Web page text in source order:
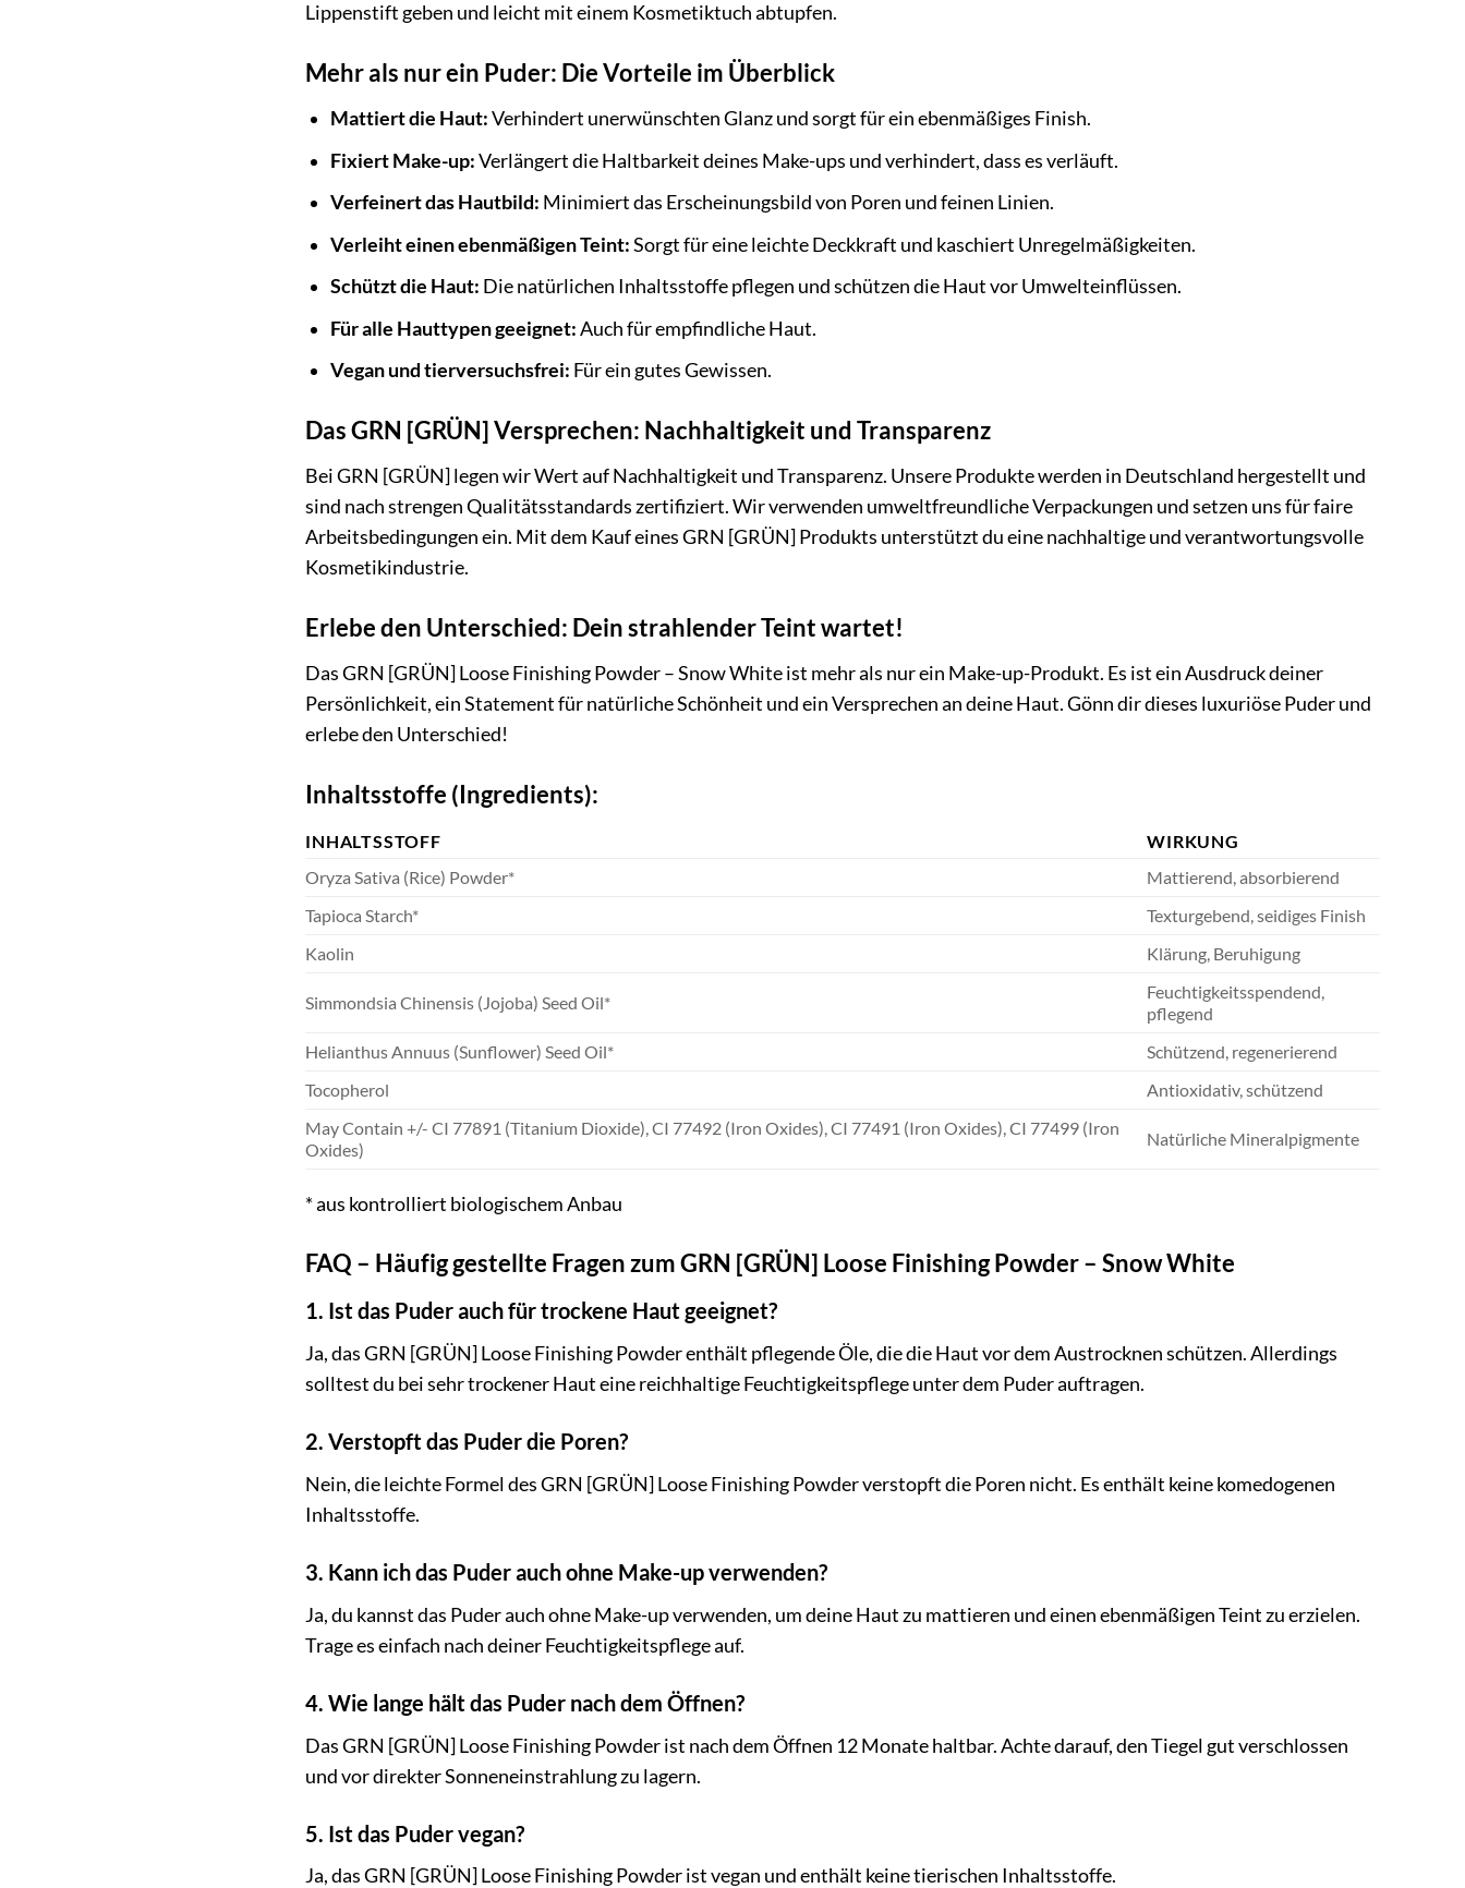
Lippenstift geben und leicht mit einem Kosmetiktuch abtupfen.
Mehr als nur ein Puder: Die Vorteile im Überblick
Mattiert die Haut:Verhindert unerwünschten Glanz und sorgt für ein ebenmäßiges Finish.
Fixiert Make-up:Verlängert die Haltbarkeit deines Make-ups und verhindert, dass es verläuft.
Verfeinert das Hautbild: Minimiert das Erscheinungsbild von Poren und feinen Linien.
Verleiht einen ebenmäßigen Teint:Sorgt für eine leichte Deckkraft und kaschiert Unregelmäßigkeiten.
Schützt die Haut: Die natürlichen Inhaltsstoffe pflegen und schützen die Haut vor Umwelteinflüssen.
Für alle Hauttypen geeignet:Auch für empfindliche Haut.
Vegan und tierversuchsfrei: Für ein gutes Gewissen.
Das GRN [GRÜN] Versprechen: Nachhaltigkeit und Transparenz
Bei GRN [GRÜN] legen wir Wert auf Nachhaltigkeit und Transparenz. Unsere Produkte werden in Deutschland hergestellt und
sind nach strengen Qualitätsstandards zertifiziert. Wir verwenden umweltfreundliche Verpackungen und setzen uns für faire
Arbeitsbedingungen ein. Mit dem Kauf eines GRN [GRÜN] Produkts unterstützt du eine nachhaltige und verantwortungsvolle
Kosmetikindustrie.
Erlebe den Unterschied: Dein strahlender Teint wartet!
Das GRN [GRÜN] Loose Finishing Powder – Snow White ist mehr als nur ein Make-up-Produkt. Es ist ein Ausdruck deiner
Persönlichkeit, ein Statement für natürliche Schönheit und ein Versprechen an deine Haut. Gönn dir dieses luxuriöse Puder und
erlebe den Unterschied!
Inhaltsstoffe (Ingredients):
INHALTSSTOFF
WIRKUNG
Oryza Sativa (Rice) Powder*
Mattierend, absorbierend
Tapioca Starch*
Texturgebend, seidiges Finish
Kaolin
Klärung, Beruhigung
Simmondsia Chinensis (Jojoba) Seed Oil*
Feuchtigkeitsspendend,
pflegend
Helianthus Annuus (Sunflower) Seed Oil*
Schützend, regenerierend
Tocopherol
Antioxidativ, schützend
May Contain +/- CI 77891 (Titanium Dioxide), CI 77492 (Iron Oxides), CI 77491 (Iron Oxides), CI 77499 (Iron
Oxides)
Natürliche Mineralpigmente
* aus kontrolliert biologischem Anbau
FAQ – Häufig gestellte Fragen zum GRN [GRÜN] Loose Finishing Powder – Snow White
1. Ist das Puder auch für trockene Haut geeignet?
Ja, das GRN [GRÜN] Loose Finishing Powder enthält pflegende Öle, die die Haut vor dem Austrocknen schützen. Allerdings
solltest du bei sehr trockener Haut eine reichhaltige Feuchtigkeitspflege unter dem Puder auftragen.
2. Verstopft das Puder die Poren?
Nein, die leichte Formel des GRN [GRÜN] Loose Finishing Powder verstopft die Poren nicht. Es enthält keine komedogenen
Inhaltsstoffe.
3. Kann ich das Puder auch ohne Make-up verwenden?
Ja, du kannst das Puder auch ohne Make-up verwenden, um deine Haut zu mattieren und einen ebenmäßigen Teint zu erzielen.
Trage es einfach nach deiner Feuchtigkeitspflege auf.
4. Wie lange hält das Puder nach dem Öffnen?
Das GRN [GRÜN] Loose Finishing Powder ist nach dem Öffnen 12 Monate haltbar. Achte darauf, den Tiegel gut verschlossen
und vor direkter Sonneneinstrahlung zu lagern.
5. Ist das Puder vegan?
Ja, das GRN [GRÜN] Loose Finishing Powder ist vegan und enthält keine tierischen Inhaltsstoffe.